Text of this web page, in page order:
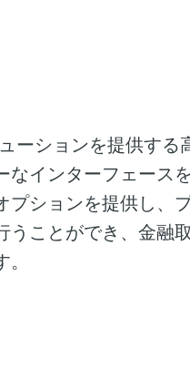
ーションを提供する
なインターフェース
プションを提供し、
うことができ、金融